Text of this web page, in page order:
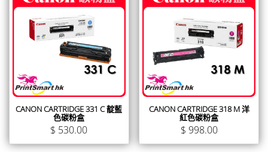
CANON CARTRIDGE 331 C 靛藍
色碳粉盒
$ 530.00
CANON CARTRIDGE 318 M 洋
紅色碳粉盒
$ 998.00